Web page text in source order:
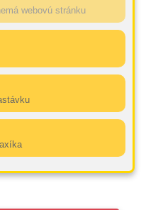
webovú stránku